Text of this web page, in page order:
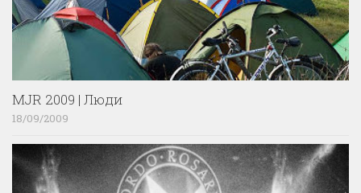
MJR 2009 | Люди
18/09/2009